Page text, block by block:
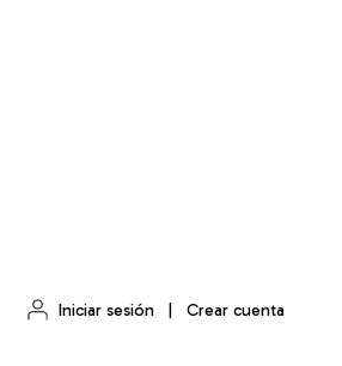
Iniciar sesión Crear cuenta